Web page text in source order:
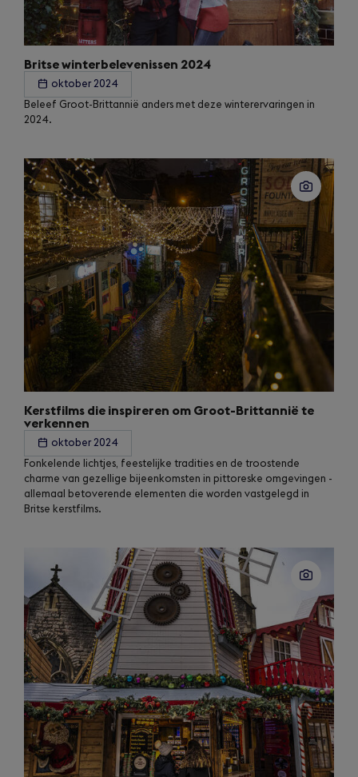
Britse winterbelevenissen 2024
oktober 2024
Beleef Groot-Brittannië anders met deze winterervaringen in
2024.
Kerstfilms die inspireren om Groot-Brittannië te
verkennen
oktober 2024
Fonkelende lichtjes, feestelijke tradities en de troostende
charme van gezellige bijeenkomsten in pittoreske omgevingen -
allemaal betoverende elementen die worden vastgelegd in
Britse kerstfilms.